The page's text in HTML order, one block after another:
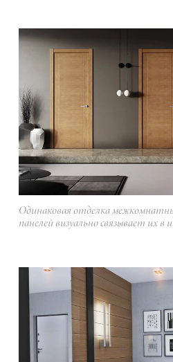
Одинаковая отделка
панелей визуально связывает их в